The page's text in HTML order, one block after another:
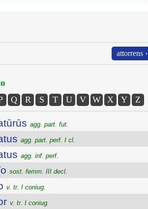
attorrens ›
Q R S T U V W X Y Z
agg. part. fut.
agg. part. perf. I cl.
agg. inf. perf.
sost. femm. III decl.
v. tr. I coniug.
v. tr. I coniug.